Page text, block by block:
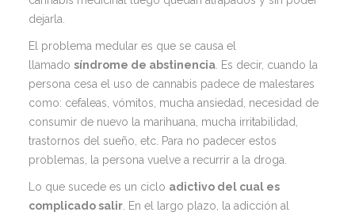
dejarla.
El problema medular es que se causa el
llamado síndrome de abstinencia. Es decir, cuando la
persona cesa el uso de cannabis padece de malestares
como: cefaleas, vómitos, mucha ansiedad, necesidad de
consumir de nuevo la marihuana, mucha irritabilidad,
trastornos del sueño, etc. Para no padecer estos
problemas, la persona vuelve a recurrir a la droga.
Lo que sucede es un ciclo adictivo del cual es
complicado salir. En el largo plazo, la adicción al